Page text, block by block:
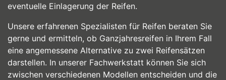
eventuelle Einlagerung der Reifen.
Unsere erfahrenen Spezialisten für Reifen beraten Sie
gerne und ermitteln, ob Ganzjahresreifen in Ihrem Fall
eine angemessene Alternative zu zwei Reifensätzen
darstellen. In unserer Fachwerkstatt können Sie sich
zwischen verschiedenen Modellen entscheiden und die